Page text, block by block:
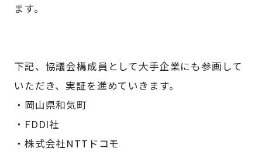
ます。
下記、協議会構成員として大手企業にも参画して
いただき、実証を進めていきます。
・岡山県和気町
・FDDI社
・株式会社NTTドコモ